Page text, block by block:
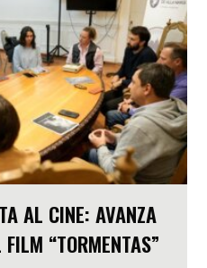
AL CINE: AVANZA
“TORMENTAS”